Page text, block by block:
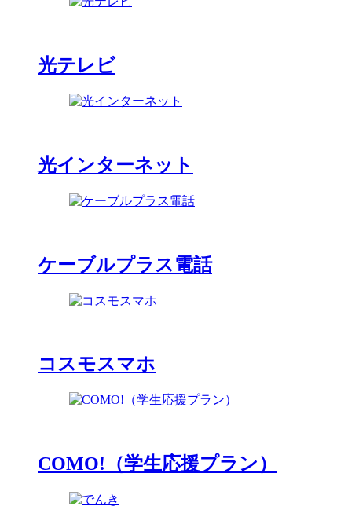
光テレビ
光インターネット
ケーブルプラス電話
コスモスマホ
COMO!（学生応援プラン）